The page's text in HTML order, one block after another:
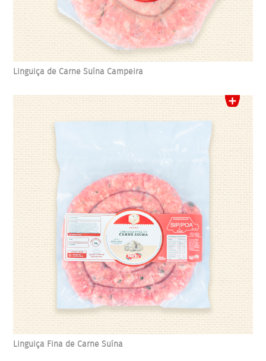
Linguiça de Carne Suína Campeira
Linguiça Fina de Carne Suína